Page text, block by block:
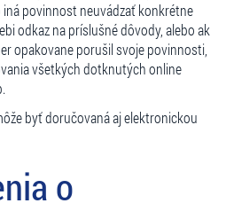
povinnost neuvádzať konkrétne
odkaz na príslušné dôvody, alebo ak
opakovane porušil svoje povinnosti,
všetkých dotknutých online
byť doručovaná aj elektronickou
o